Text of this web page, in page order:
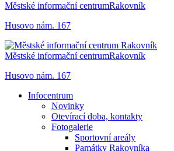
Městské informační centrumRakovník
Husovo nám. 167
Městské informační centrumRakovník
Husovo nám. 167
Infocentrum
Novinky
Otevírací doba, kontakty
Fotogalerie
Sportovní areály
Památky Rakovníka